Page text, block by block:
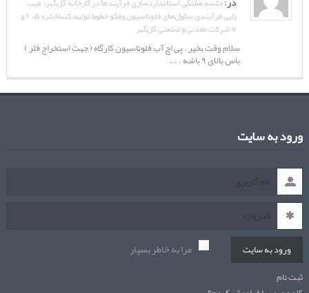
یابی فرآیندی سلول‌های فلوتاسیون ومکو خطوط تولید کنسانتره ۵، ۶ و
۷ شرکت معدنی و صنعتی گل‌گهر
سلام وقت بخیر . پی اچ آب فلوتاسیون کارگاه ( جهت استخراج فلز )
باس بالای ۹ باشه . ...
ورود به سایت
ورود به سایت مرا به خاطر بسپار
ثبت نام